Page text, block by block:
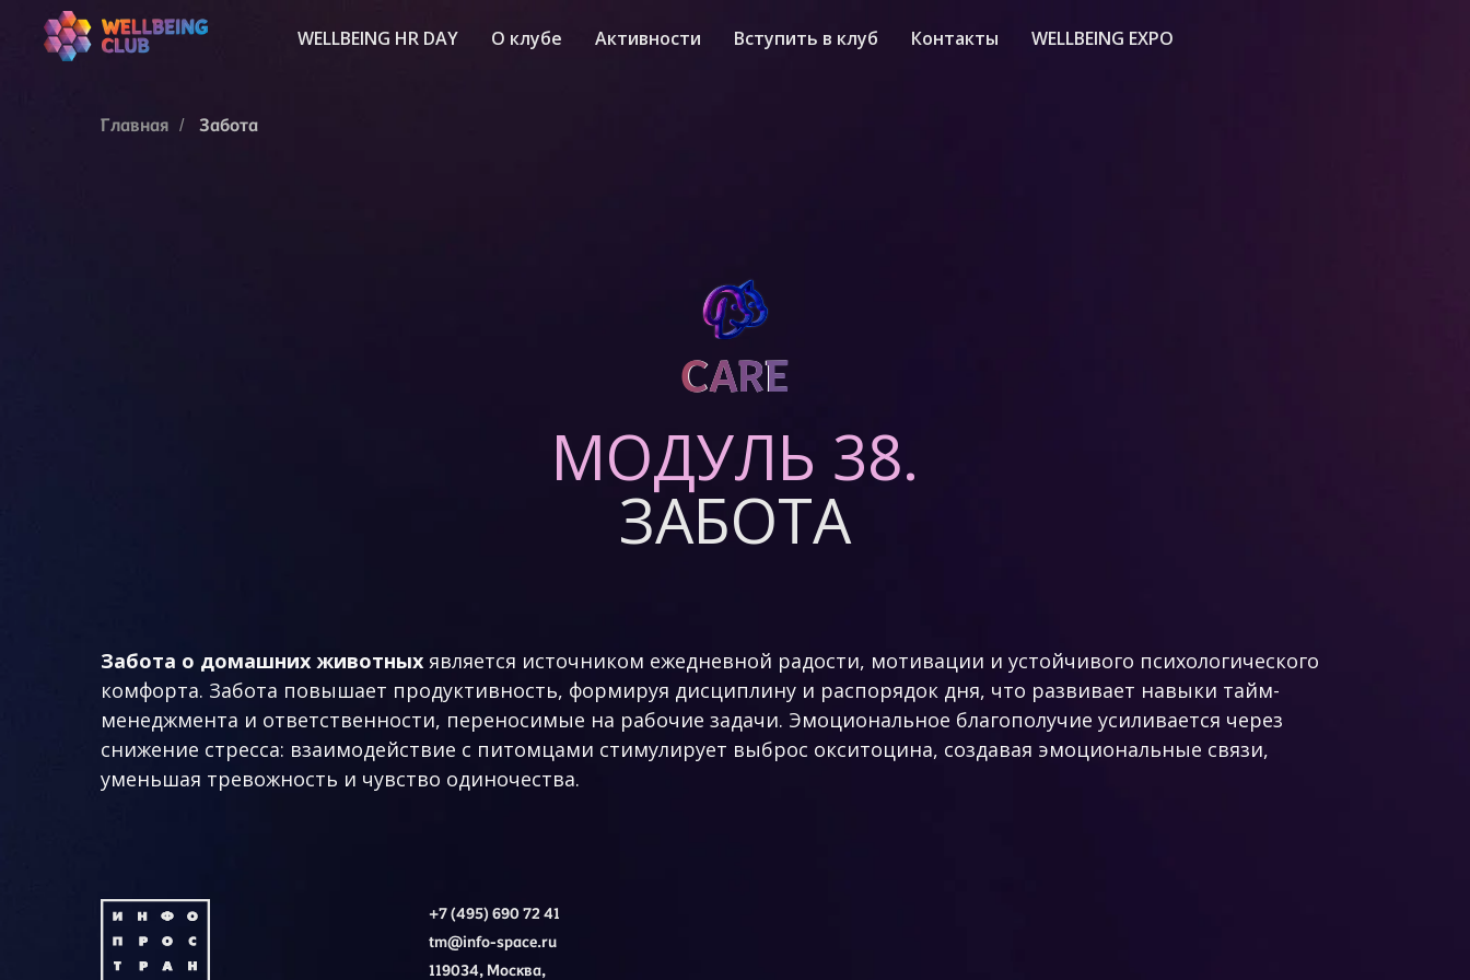
WELLBEING HR DAY О клубе Активности Вступить в клуб Контакты WELLBEING EXPO
Главная / Забота
CARE
CARE
МОДУЛЬ 38.
ЗАБОТА
Забота о домашних животных является источником ежедневной радости, мотивации и устойчивого психологического
комфорта. Забота повышает продуктивность, формируя дисциплину и распорядок дня, что развивает навыки тайм-
менеджмента и ответственности, переносимые на рабочие задачи. Эмоциональное благополучие усиливается через
снижение стресса: взаимодействие с питомцами стимулирует выброс окситоцина, создавая эмоциональные связи,
уменьшая тревожность и чувство одиночества.
+7 (495) 690 72 41
tm@info-space.ru
119034, Москва,